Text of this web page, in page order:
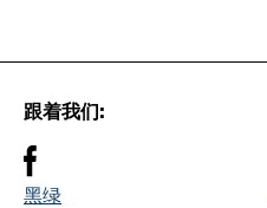
跟着我们:
黑绿